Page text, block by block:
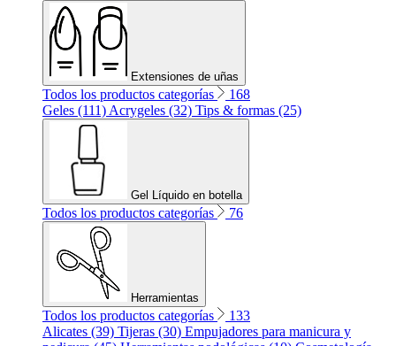
Extensiones de uñas
Todos los productos categorías
168
Geles (111) Acrygeles (32) Tips & formas (25)
Gel Líquido en botella
Todos los productos categorías 76
Herramientas
Todos los productos categorías
133
Alicates (39) Tijeras (30) Empujadores para manicura y